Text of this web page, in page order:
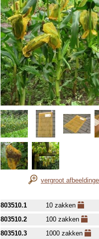
vergroot
803510.1
10 zakken
803510.2
100 zakken
803510.3
1000 zakken